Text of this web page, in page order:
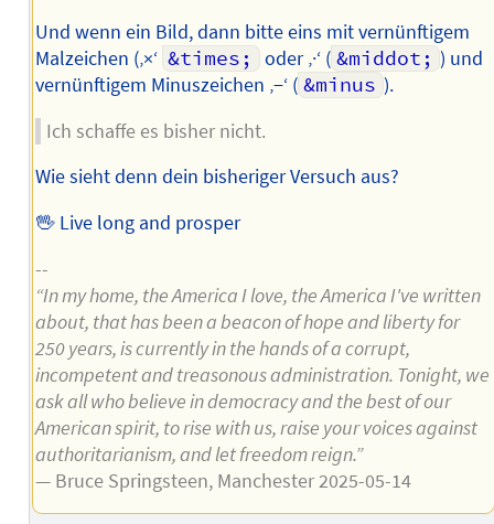
Und wenn ein Bild, dann bitte eins mit vernünftigem
Malzeichen (‚×‘ &times; oder ‚·‘ ( &middot; ) und
vernünftigem Minuszeichen ‚−‘ ( &minus ).
Ich schaffe es bisher nicht.
Wie sieht denn dein bisheriger Versuch aus?
🖖 Live long and prosper
--
“In my home, the America I love, the America I've written
about, that has been a beacon of hope and liberty for
250 years, is currently in the hands of a corrupt,
incompetent and treasonous administration. Tonight, we
ask all who believe in democracy and the best of our
American spirit, to rise with us, raise your voices against
authoritarianism, and let freedom reign.”
— Bruce Springsteen, Manchester 2025-05-14